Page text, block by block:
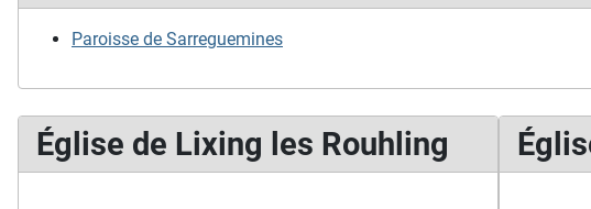
Paroisse de Sarreguemines
Église de Lixing les Rouhling